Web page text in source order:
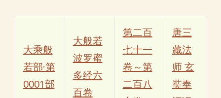
大乘般
若部·第
0001部
大般若
波罗蜜
多经六
百卷
第二百
七十一
卷～第
二百八
唐三
藏法
师 玄
奘奉